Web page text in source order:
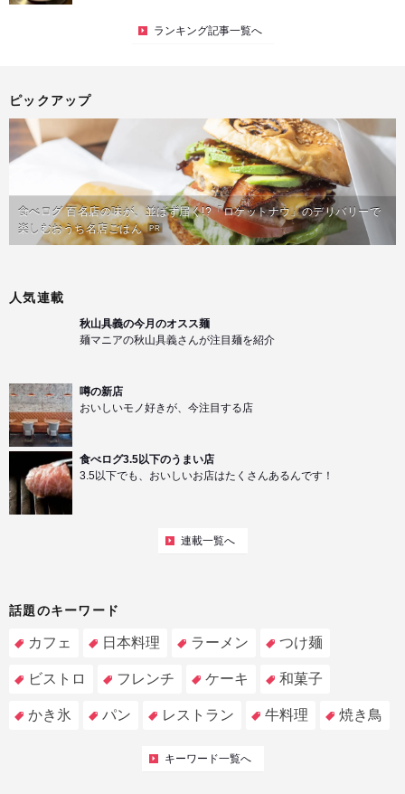
ランキング記事一覧へ
ピックアップ
食べログ 百名店の味が、並ばず届く!?「ロケットナウ」のデリバリーで
楽しむおうち名店ごはん PR
人気連載
秋山具義の今月のオスス麺
麺マニアの秋山具義さんが注目麺を紹介
噂の新店
おいしいモノ好きが、今注目する店
食べログ3.5以下のうまい店
3.5以下でも、おいしいお店はたくさんあるんです！
連載一覧へ
話題のキーワード
カフェ 日本料理 ラーメン つけ麺
ビストロ フレンチ ケーキ 和菓子
かき氷 パン レストラン 牛料理 焼き鳥
キーワード一覧へ